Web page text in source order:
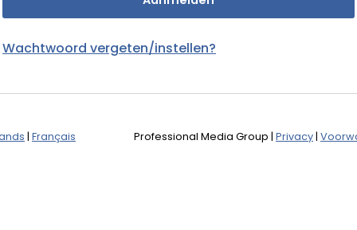
Wachtwoord vergeten/instellen?
Français Professional Media Group Privacy